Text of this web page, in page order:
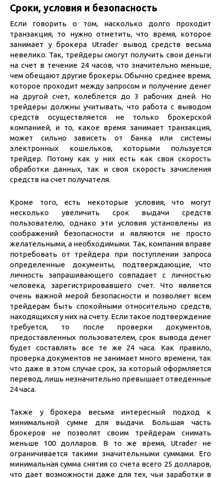
Сроки, условия и безопасность
Если говорить о том, насколько долго проходит
транзакция, то нужно отметить, что время, которое
занимает у брокера Utrader вывод средств весьма
невелико. Так, трейдеры смогут получить свои деньги
на счет в течение 24 часов, что значительно меньше,
чем обещают другие брокеры. Обычно среднее время,
которое проходит между запросом и получение денег
на другой счет, колеблется до 3 рабочих дней. Но
трейдеры должны учитывать, что работа с выводом
средств осуществляется не только брокерской
компанией, и то, какое время занимает транзакция,
может сильно зависеть от банка или системы
электронных кошельков, которыми пользуется
трейдер. Потому как у них есть как своя скорость
обработки данных, так и своя скорость зачисления
средств на счет получателя.
Кроме того, есть некоторые условия, что могут
несколько увеличить срок выдачи средств
пользователю, однако эти условия установлены из
соображений безопасности и являются не просто
желательными, а необходимыми. Так, компания вправе
потребовать от трейдера при поступлении запроса
определенные документы, подтверждающие, что
личность запрашивающего совпадает с личностью
человека, зарегистрировавшего счет. Что является
очень важной мерой безопасности и позволяет всем
трейдерам быть спокойными относительно средств,
находящихся у них на счету. Если такое подтверждение
требуется, то после проверки документов,
предоставленных пользователем, срок вывода денег
будет составлять все те же 24 часа. Как правило,
проверка документов не занимает много времени, так
что даже в этом случае срок, за который оформляется
перевод, лишь незначительно превышает отведенные
24 часа.
Также у брокера весьма интересный подход к
минимальной сумме для выдачи. Большая часть
брокеров не позволят своим трейдерам снимать
меньше 100 долларов. В то же время, Utrader не
ограничивается такими значительными суммами. Его
минимальная сумма снятия со счета всего 25 долларов,
что дает возможности даже для тех, чьи заработки в